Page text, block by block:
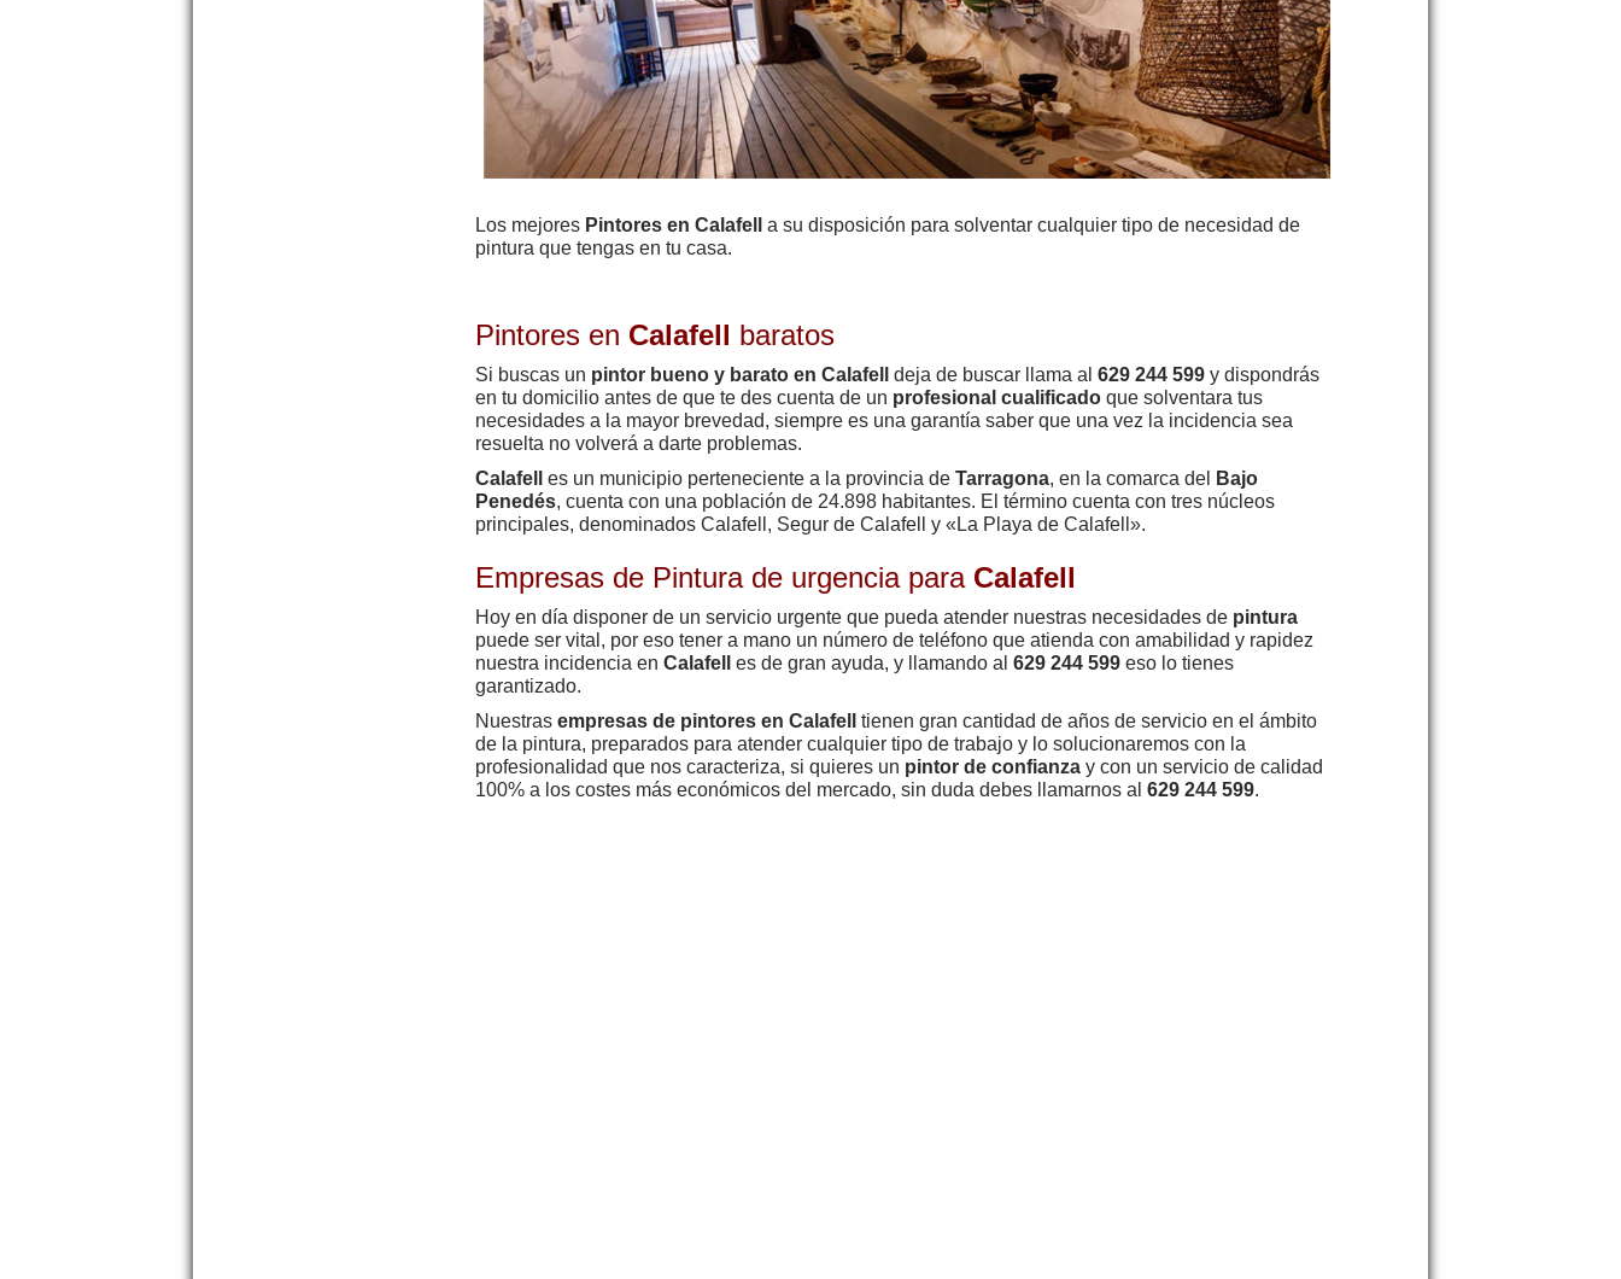
Los mejores Pintores en Calafell
a su disposición para solventar cualquier tipo de necesidad de
pintura que tengas en tu casa.
Pintores en Calafell baratos
Si buscas un pintor bueno y barato en Calafell deja de buscar llama al 629 244 599 y dispondrás
en tu domicilio antes de que te des cuenta de un profesional cualificado que solventara tus
necesidades a la mayor brevedad, siempre es una garantía saber que una vez la incidencia sea
resuelta no volverá a darte problemas.
Calafell
es un municipio perteneciente a la provincia de Tarragona, en la comarca del
Bajo
Penedés, cuenta con una población de 24.898 habitantes. El término cuenta con tres núcleos
principales, denominados Calafell, Segur de Calafell y «La Playa de Calafell».
Empresas de Pintura de urgencia para Calafell
Hoy en día disponer de un servicio urgente que pueda atender nuestras necesidades de pintura
puede ser vital, por eso tener a mano un número de teléfono que atienda con amabilidad y rapidez
nuestra incidencia en Calafell es de gran ayuda, y llamando al 629 244 599 eso lo tienes
garantizado.
Nuestras empresas de pintores en Calafell
tienen gran cantidad de años de servicio en el ámbito
de la pintura, preparados para atender cualquier tipo de trabajo y lo solucionaremos con la
profesionalidad que nos caracteriza, si quieres un pintor de confianza y con un servicio de calidad
100% a los costes más económicos del mercado, sin duda debes llamarnos al 629 244 599.